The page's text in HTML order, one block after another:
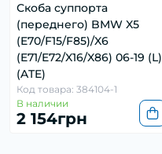
Скоба суппорта
(переднего) BMW X5
(E70/F15/F85)/X6
(E71/E72/X16/X86) 06-19 (L)
(ATE)
Код товара: 384104-1
В наличии
2 154грн